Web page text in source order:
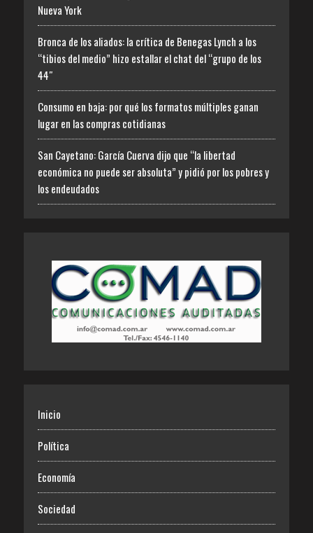
Nueva York
Bronca de los aliados: la crítica de Benegas Lynch a los
“tibios del medio” hizo estallar el chat del “grupo de los
44″
Consumo en baja: por qué los formatos múltiples ganan
lugar en las compras cotidianas
San Cayetano: García Cuerva dijo que “la libertad
económica no puede ser absoluta” y pidió por los pobres y
los endeudados
Inicio
Política
Economía
Sociedad